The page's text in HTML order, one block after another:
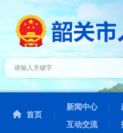
首页
新闻中心
互动交流